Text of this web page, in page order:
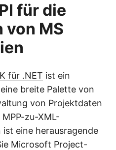
für die
von MS
für .NET ist ein
breite Palette von
von Projektdaten
zu-XML-
eine herausragende
Microsoft Project-